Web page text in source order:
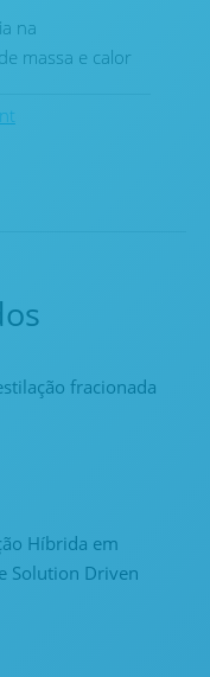
na
massa e calor
fracionada
Híbrida em
Solution Driven